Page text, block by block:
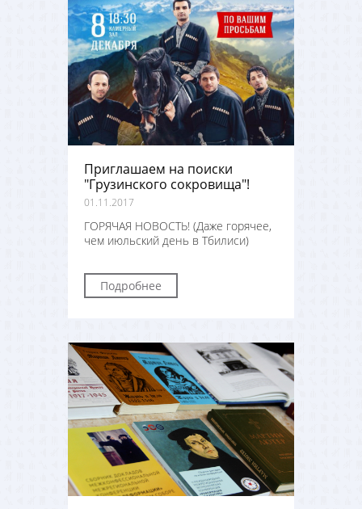
Приглашаем на поиски
"Грузинского сокровища"!
01.11.2017
ГОРЯЧАЯ НОВОСТЬ! (Даже горячее,
чем июльский день в Тбилиси)
Подробнее